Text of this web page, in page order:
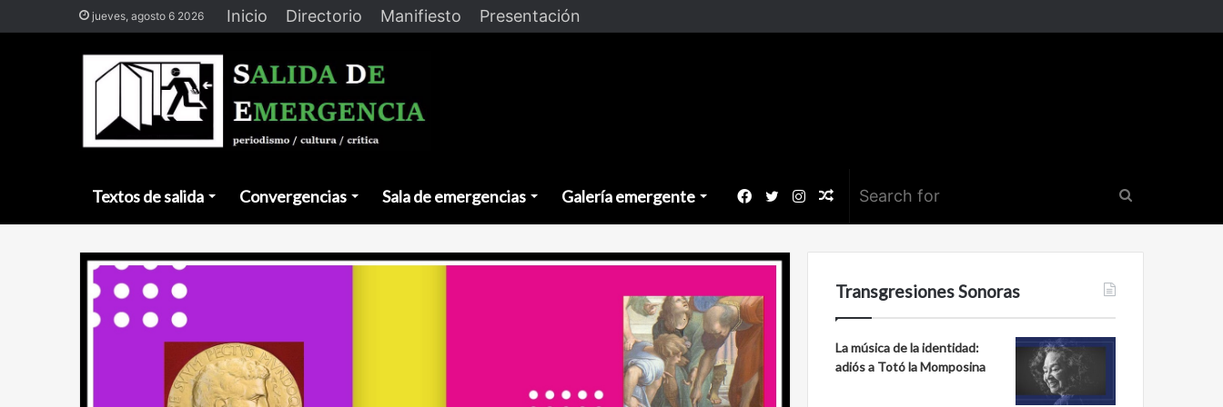
jueves, agosto 6 2026 Inicio Directorio Manifiesto Presentación
Textos de salida Convergencias Sala de emergencias Galería emergente
for
Random
Article
Instagram
Twitter
Facebook
Transgresiones Sonoras
La música de la identidad:
adiós a Totó la Momposina